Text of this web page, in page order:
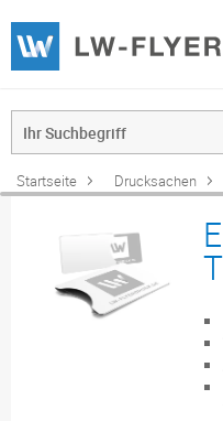
Startseite Drucksachen